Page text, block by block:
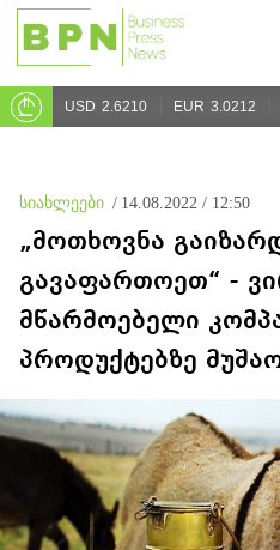
USD 2.6210 EUR 3.0212
სიახლეები / 14.08.2022 / 12:50
„მოთხოვნა
გავაფართოეთ“ -
მწარმოებელი
პროდუქტებზე